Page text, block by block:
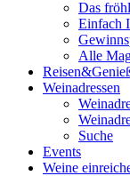
Das
Einfach
Alle
Weinadressen
Suche
Events
Weine